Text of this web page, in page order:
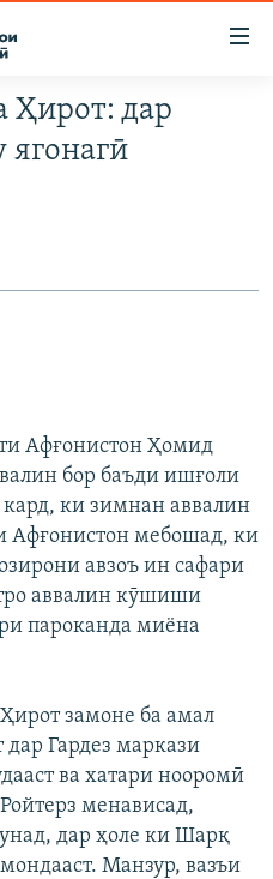
Ҳирот: дар
ягонагӣ
Афғонистон Ҳомид
бор баъди ишғоли
ки зимнан аввалин
Афғонистон мебошад, ки
авзоъ ин сафари
аввалин кӯшиши
пароканда миёна
замоне ба амал
Гардез маркази
ва хатари нооромӣ
менависад,
дар ҳоле ки Шарқ
Манзур, вазъи